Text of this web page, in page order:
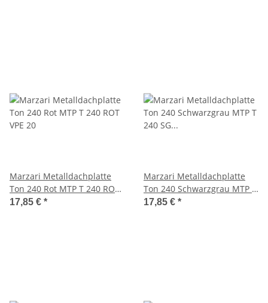
Marzari Metalldachplatte
Ton 240 Rot MTP T 240 ROT
VPE 20
17,85 € *
Marzari Metalldachplatte
Ton 240 Schwarzgrau MTP T
240 SG VPE 20
17,85 € *